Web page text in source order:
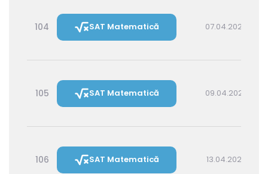
104 SAT Matematică 07.04.2027 14:30
105 SAT Matematică 09.04.2027 16:00
106 SAT Matematică 13.04.2027 16:00